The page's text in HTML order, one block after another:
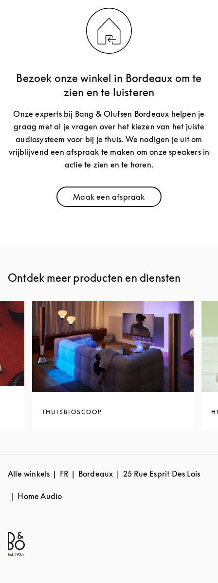
Bezoek onze winkel in Bordeaux om te
zien en te luisteren
Onze experts bij Bang & Olufsen Bordeaux helpen je
graag met al je vragen over het kiezen van het juiste
audiosysteem voor bij je thuis. We nodigen je uit om
vrijblijvend een afspraak te maken om onze speakers in
actie te zien en te horen.
Maak een afspraakLink Opens in New Tab
Ontdek meer producten en diensten
THUISBIOSCOOP
Alle winkels FR Bordeaux 25 Rue Esprit Des Lois
Home Audio